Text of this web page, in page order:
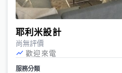
耶利米設計
尚無評價
歡迎來電
服務分類